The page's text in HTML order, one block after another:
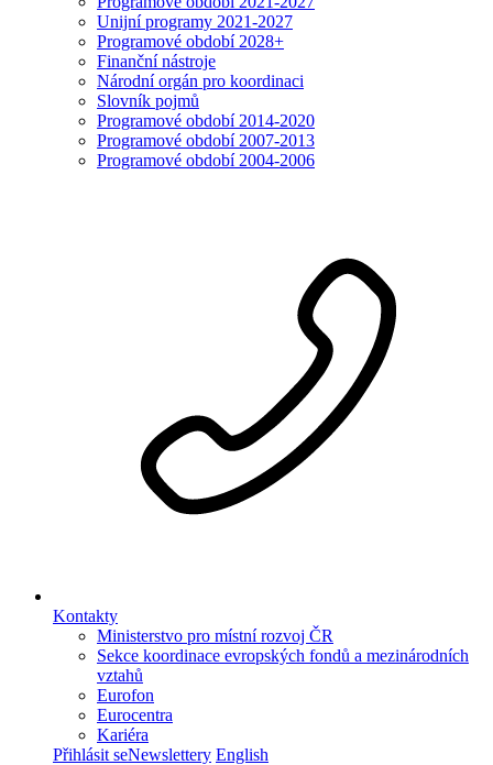
Unijní programy 2021-2027
Programové období 2028+
Finanční nástroje
Národní orgán pro koordinaci
Slovník pojmů
Programové období 2014-2020
Programové období 2007-2013
Programové období 2004-2006
Kontakty
Ministerstvo pro místní rozvoj ČR
Sekce koordinace evropských fondů a mezinárodních
vztahů
Eurofon
Eurocentra
Kariéra
Přihlásit seNewslettery English